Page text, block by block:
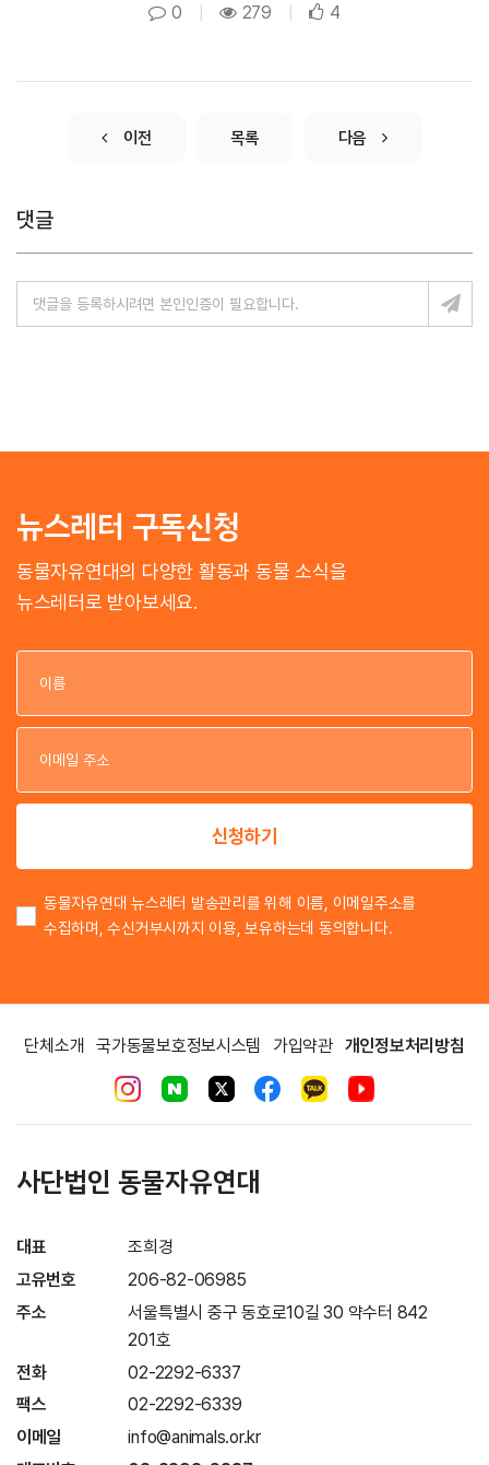
0 279 4
이전 목록 다음
댓글
뉴스레터 구독신청
동물자유연대의 다양한 활동과 동물 소식을
뉴스레터로 받아보세요.
이
이
신청하기
동물자유연대 뉴스레터 발송관리를 위해 이름, 이메일주소를
수집하며, 수신거부시까지 이용, 보유하는데 동의합니다.
단체소개 국가동물보호정보시스템 가입약관 개인정보처리방침
사단법인 동물자유연대
대표
조희경
고유번호
206-82-06985
주소
서울특별시 중구 동호로10길 30 약수터 842
201호
전화
02-2292-6337
팩스
02-2292-6339
이메일
info@animals.or.kr